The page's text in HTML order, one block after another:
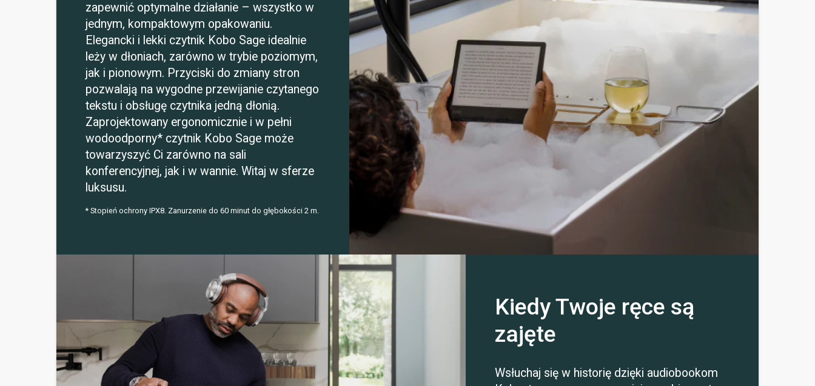
zapewnić optymalne działanie – wszystko w
jednym, kompaktowym opakowaniu.
Elegancki i lekki czytnik Kobo Sage idealnie
leży w dłoniach, zarówno w trybie poziomym,
jak i pionowym. Przyciski do zmiany stron
pozwalają na wygodne przewijanie czytanego
tekstu i obsługę czytnika jedną dłonią.
Zaprojektowany ergonomicznie i w pełni
wodoodporny* czytnik Kobo Sage może
towarzyszyć Ci zarówno na sali
konferencyjnej, jak i w wannie. Witaj w sferze
luksusu.
* Stopień ochrony IPX8. Zanurzenie do 60 minut do głębokości 2 m.
Kiedy Twoje ręce są
zajęte
Wsłuchaj się w historię dzięki audiobookom